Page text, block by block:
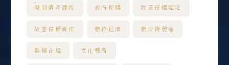
擬制遺產課稅 政府採購 故意侵權認定
故意侵權責任 數位經濟 數位複製品
數據合規 文化藝術